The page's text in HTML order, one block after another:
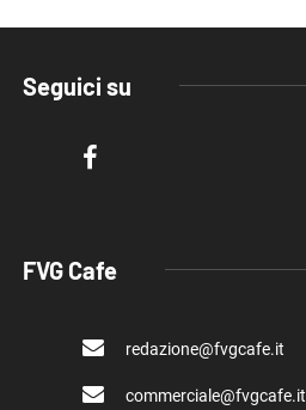
Seguici su
FVG Cafe
redazione@fvgcafe.it
commerciale@fvgcafe.it